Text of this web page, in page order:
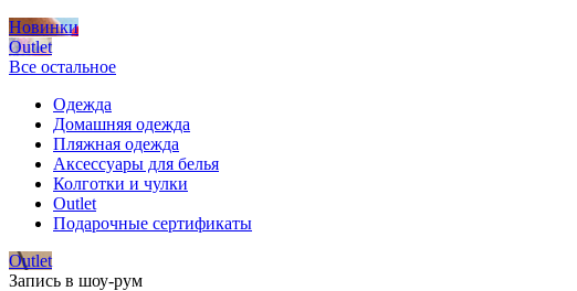
Новинки
Outlet
Все остальное
Одежда
Домашняя одежда
Пляжная одежда
Аксессуары для белья
Колготки и чулки
Outlet
Подарочные сертификаты
Outlet
Запись в шоу-рум